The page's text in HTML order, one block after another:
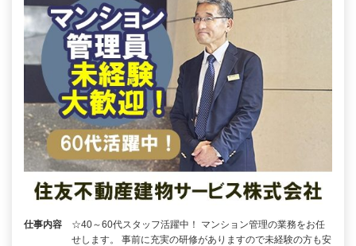
仕事内容
☆40～60代スタッフ活躍中！ マンション管理の業務をお任
せします。 事前に充実の研修がありますので未経験の方も安